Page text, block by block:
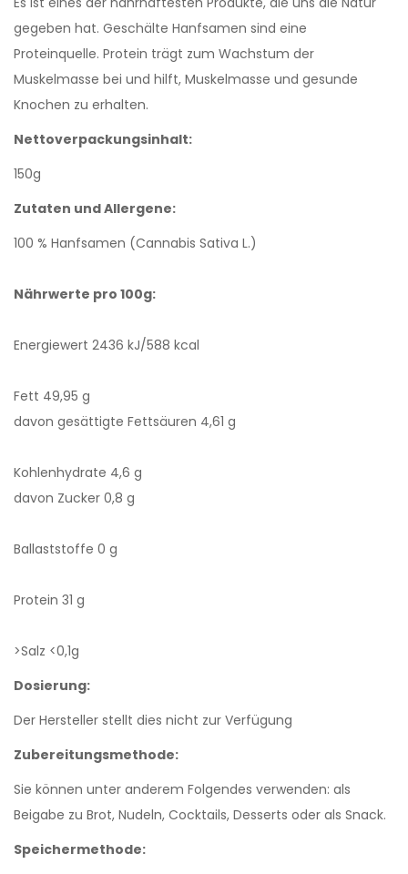
gegeben hat. Geschälte Hanfsamen sind eine
Proteinquelle. Protein trägt zum Wachstum der
Muskelmasse bei und hilft, Muskelmasse und gesunde
Knochen zu erhalten.
Nettoverpackungsinhalt:
150g
Zutaten und Allergene:
100 % Hanfsamen (Cannabis Sativa L.)
Nährwerte pro 100g:
Energiewert 2436 kJ/588 kcal
Fett 49,95 g
davon gesättigte Fettsäuren 4,61 g
Kohlenhydrate 4,6 g
davon Zucker 0,8 g
Ballaststoffe 0 g
Protein 31 g
>Salz <0,1g
Dosierung:
Der Hersteller stellt dies nicht zur Verfügung
Zubereitungsmethode:
Sie können unter anderem Folgendes verwenden: als
Beigabe zu Brot, Nudeln, Cocktails, Desserts oder als Snack.
Speichermethode: